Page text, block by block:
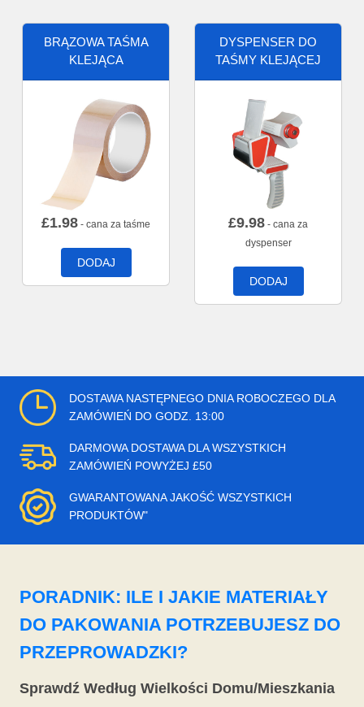
BRĄZOWA TAŚMA
KLEJĄCA
£1.98 - cana za taśme
DODAJ
DYSPENSER DO
TAŚMY KLEJĄCEJ
£9.98 - cana za
dyspenser
DODAJ
DOSTAWA NASTĘPNEGO DNIA ROBOCZEGO DLA
ZAMÓWIEŃ DO GODZ. 13:00
DARMOWA DOSTAWA DLA WSZYSTKICH
ZAMÓWIEŃ POWYŻEJ £50
GWARANTOWANA JAKOŚĆ WSZYSTKICH
PRODUKTÓW"
PORADNIK: ILE I JAKIE MATERIAŁY
DO PAKOWANIA POTRZEBUJESZ DO
PRZEPROWADZKI?
Sprawdź Według Wielkości Domu/Mieszkania